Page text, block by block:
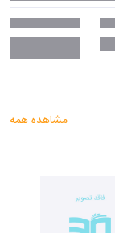
مشاهده همه